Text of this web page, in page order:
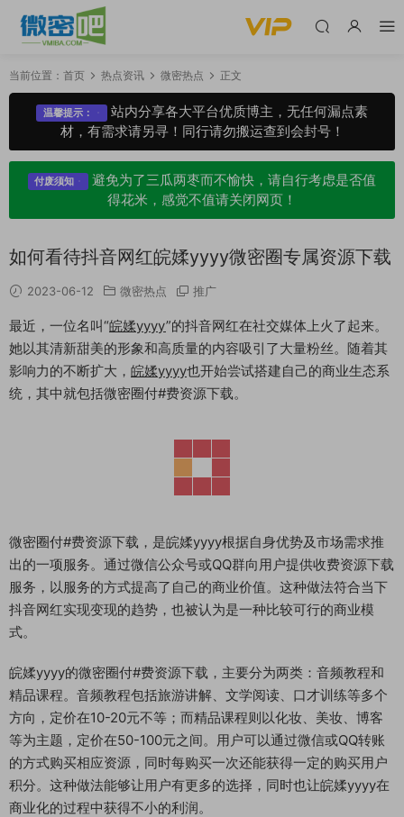
当前位置： 首页 热点资讯 微密热点 正文
温馨提示：
站内分享各大平台优质博主，无任何漏点素
材，有需求请另寻！同行请勿搬运查到会封号！
付废须知
避免为了三瓜两枣而不愉快，请自行考虑是否值
得花米，感觉不值请关闭网页！
如何看待抖音网红皖媃yyyy微密圈专属资源下载
2023-06-12 微密热点 推广
最近，一位名叫“皖媃yyyy”的抖音网红在社交媒体上火了起来。
她以其清新甜美的形象和高质量的内容吸引了大量粉丝。随着其
影响力的不断扩大， 皖媃yyyy也开始尝试搭建自己的商业生态系
统，其中就包括微密圈付#费资源下载。
微密圈付#费资源下载，是皖媃yyyy根据自身优势及市场需求推
出的一项服务。通过微信公众号或QQ群向用户提供收费资源下载
服务，以服务的方式提高了自己的商业价值。这种做法符合当下
抖音网红实现变现的趋势，也被认为是一种比较可行的商业模
式。
皖媃yyyy的微密圈付#费资源下载，主要分为两类：音频教程和
精品课程。音频教程包括旅游讲解、文学阅读、口才训练等多个
方向，定价在10-20元不等；而精品课程则以化妆、美妆、博客
等为主题，定价在50-100元之间。用户可以通过微信或QQ转账
的方式购买相应资源，同时每购买一次还能获得一定的购买用户
积分。这种做法能够让用户有更多的选择，同时也让皖媃yyyy在
商业化的过程中获得不小的利润。